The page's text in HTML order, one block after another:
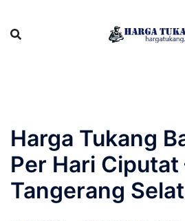
content
Harga Tukang
Per Hari Ciputat
Tangerang